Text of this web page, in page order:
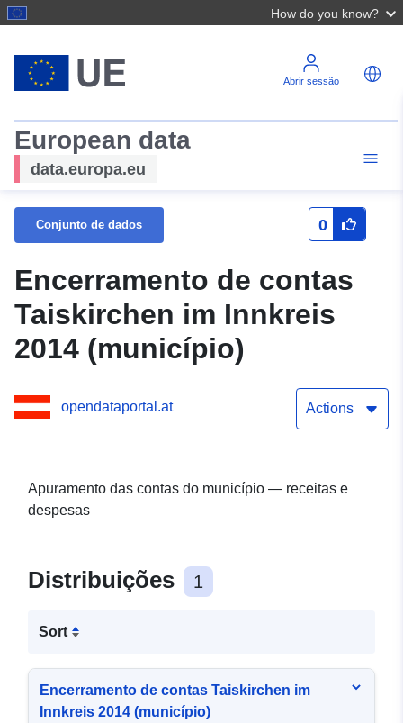
How do you know?
Abrir sessão
European data
data.europa.eu
Conjunto de dados 0
Encerramento de contas
Taiskirchen im Innkreis
2014 (município)
opendataportal.at Actions
Apuramento das contas do município — receitas e
despesas
Distribuições 1
Sort
Encerramento de contas Taiskirchen im
Innkreis 2014 (município)